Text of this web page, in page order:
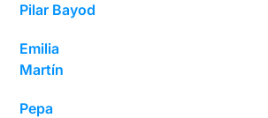
Pilar Bayod
Emilia
Martín
Pepa